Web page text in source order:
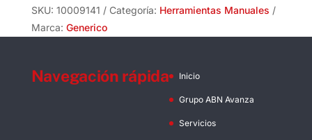
Autoperforante
cantidad
SKU: 10009141 Categoría: Herramientas Manuales
Marca: Generico
Navegación rápida Inicio
Grupo ABN Avanza
Servicios